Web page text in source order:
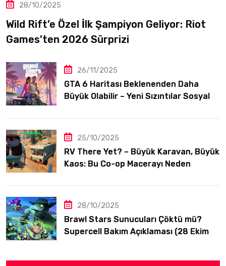
28/10/2025
Wild Rift’e Özel İlk Şampiyon Geliyor: Riot
Games’ten 2026 Sürprizi
26/11/2025
GTA 6 Haritası Beklenenden Daha
Büyük Olabilir – Yeni Sızıntılar Sosyal
25/10/2025
RV There Yet? – Büyük Karavan, Büyük
Kaos: Bu Co-op Macerayı Neden
28/10/2025
Brawl Stars Sunucuları Çöktü mü?
Supercell Bakım Açıklaması (28 Ekim